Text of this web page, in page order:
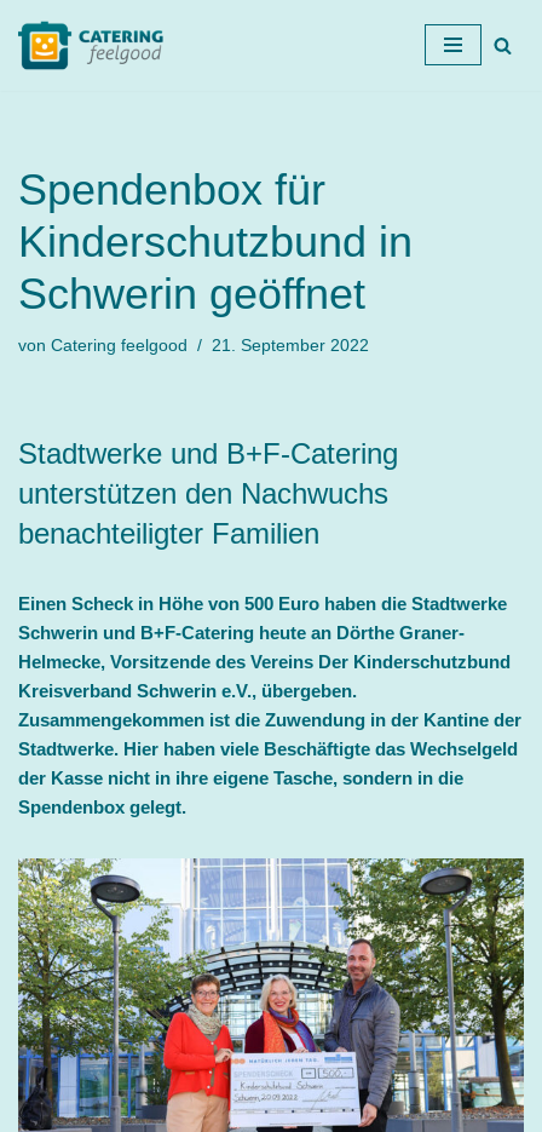
Zum
Spendenbox für
Kinderschutzbund in
Schwerin geöffnet
von Catering feelgood 21. September 2022
Stadtwerke und B+F-Catering
unterstützen den Nachwuchs
benachteiligter Familien
Einen Scheck in Höhe von 500 Euro haben die Stadtwerke
Schwerin und B+F-Catering heute an Dörthe Graner-
Helmecke, Vorsitzende des Vereins Der Kinderschutzbund
Kreisverband Schwerin e.V., übergeben.
Zusammengekommen ist die Zuwendung in der Kantine der
Stadtwerke. Hier haben viele Beschäftigte das Wechselgeld
der Kasse nicht in ihre eigene Tasche, sondern in die
Spendenbox gelegt.